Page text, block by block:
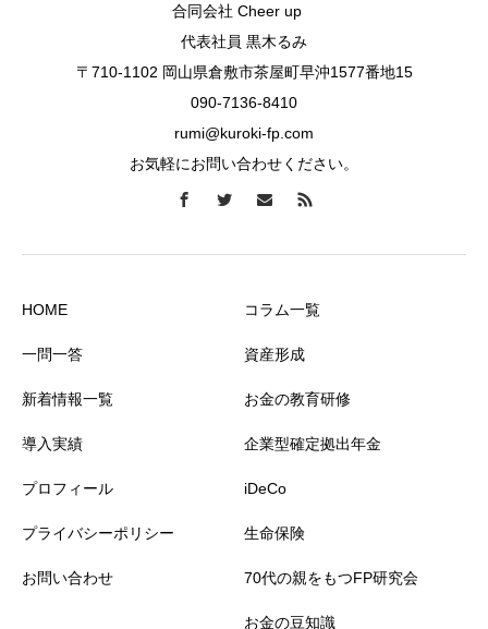
合同会社 Cheer up
代表社員 黒木るみ
〒710-1102 岡山県倉敷市茶屋町早沖1577番地15
090-7136-8410
rumi@kuroki-fp.com
お気軽にお問い合わせください。
HOME
一問一答
新着情報一覧
導入実績
プロフィール
プライバシーポリシー
お問い合わせ
コラム一覧
資産形成
お金の教育研修
企業型確定拠出年金
iDeCo
生命保険
70代の親をもつFP研究会
お金の豆知識